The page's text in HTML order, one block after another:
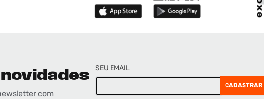
com
SEU EMAIL
CADASTRAR